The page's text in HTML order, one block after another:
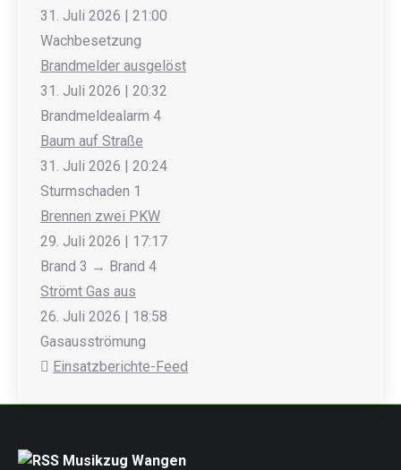
31. Juli 2026 | 21:00
Wachbesetzung
Brandmelder ausgelöst
31. Juli 2026 | 20:32
Brandmeldealarm 4
Baum auf Straße
31. Juli 2026 | 20:24
Sturmschaden 1
Brennen zwei PKW
29. Juli 2026 | 17:17
Brand 3 → Brand 4
Strömt Gas aus
26. Juli 2026 | 18:58
Gasausströmung
Einsatzberichte-Feed
Musikzug Wangen